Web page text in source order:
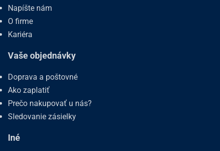
Napíšte nám
O firme
Kariéra
Vaše objednávky
Doprava a poštovné
Ako zaplatiť
Prečo nakupovať u nás?
Sledovanie zásielky
Iné